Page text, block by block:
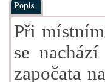
Popis
Při
se
započata